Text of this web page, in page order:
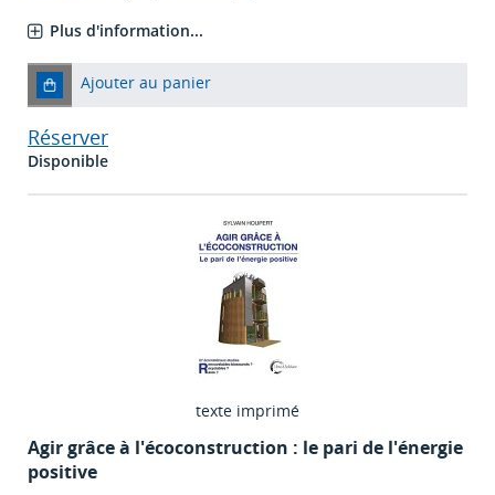
Plus d'information...
Ajouter au panier
Réserver
Disponible
texte imprimé
Agir grâce à l'écoconstruction : le pari de l'énergie
positive